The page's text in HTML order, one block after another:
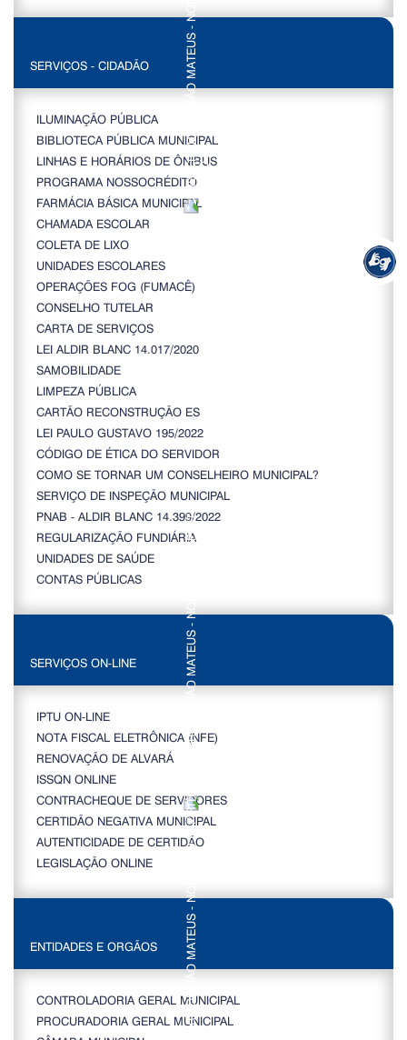
SERVIÇOS - CIDADÃO
ILUMINAÇÃO PÚBLICA
BIBLIOTECA PÚBLICA MUNICIPAL
LINHAS E HORÁRIOS DE ÔNIBUS
PROGRAMA NOSSOCRÉDITO
FARMÁCIA BÁSICA MUNICIPAL
CHAMADA ESCOLAR
COLETA DE LIXO
UNIDADES ESCOLARES
OPERAÇÕES FOG (FUMACÊ)
CONSELHO TUTELAR
CARTA DE SERVIÇOS
LEI ALDIR BLANC 14.017/2020
SAMOBILIDADE
LIMPEZA PÚBLICA
CARTÃO RECONSTRUÇÃO ES
LEI PAULO GUSTAVO 195/2022
CÓDIGO DE ÉTICA DO SERVIDOR
COMO SE TORNAR UM CONSELHEIRO MUNICIPAL?
SERVIÇO DE INSPEÇÃO MUNICIPAL
PNAB - ALDIR BLANC 14.399/2022
REGULARIZAÇÃO FUNDIÁRIA
UNIDADES DE SAÚDE
CONTAS PÚBLICAS
SERVIÇOS ON-LINE
IPTU ON-LINE
NOTA FISCAL ELETRÔNICA (NFE)
RENOVAÇÃO DE ALVARÁ
ISSQN ONLINE
CONTRACHEQUE DE SERVIDORES
CERTIDÃO NEGATIVA MUNICIPAL
AUTENTICIDADE DE CERTIDÃO
LEGISLAÇÃO ONLINE
ENTIDADES E ORGÃOS
CONTROLADORIA GERAL MUNICIPAL
PROCURADORIA GERAL MUNICIPAL